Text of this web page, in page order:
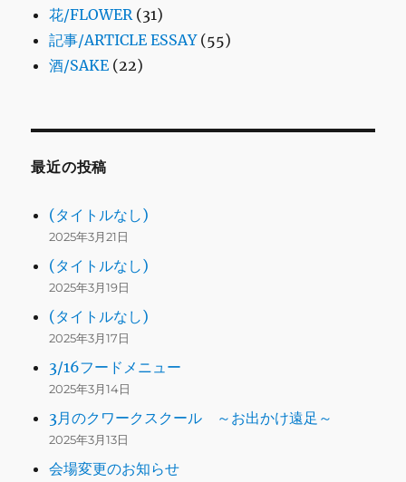
花/FLOWER(31)
記事/ARTICLE ESSAY(55)
酒/SAKE (22)
最近の投稿
(タイトルなし)
2025年3月21日
(タイトルなし)
2025年3月19日
(タイトルなし)
2025年3月17日
3/16フードメニュー
2025年3月14日
3月のクワークスクール ～お出かけ遠足～
2025年3月13日
会場変更のお知らせ